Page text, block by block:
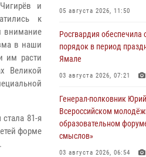
и
к
внимание
в наши
им расти
Великой
81-я
форме
05 августа 2026, 11:50
Росгвардия
порядок в период
Ямале
03 августа 2026, 07:21
Генерал-полковник
Всероссийском
образовательном
смыслов»
03 августа 2026, 06:54